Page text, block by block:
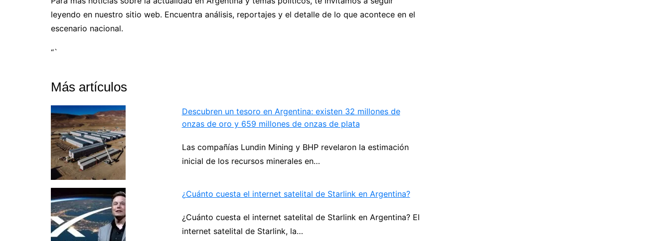
leyendo en nuestro sitio web. Encuentra análisis, reportajes y el detalle de lo que acontece en el
escenario nacional.
“`
Más artículos
Descubren un tesoro en Argentina: existen 32 millones de
onzas de oro y 659 millones de onzas de plata
Las compañías Lundin Mining y BHP revelaron la estimación
inicial de los recursos minerales en…
¿Cuánto cuesta el internet satelital de Starlink en Argentina?
¿Cuánto cuesta el internet satelital de Starlink en Argentina? El
internet satelital de Starlink, la…